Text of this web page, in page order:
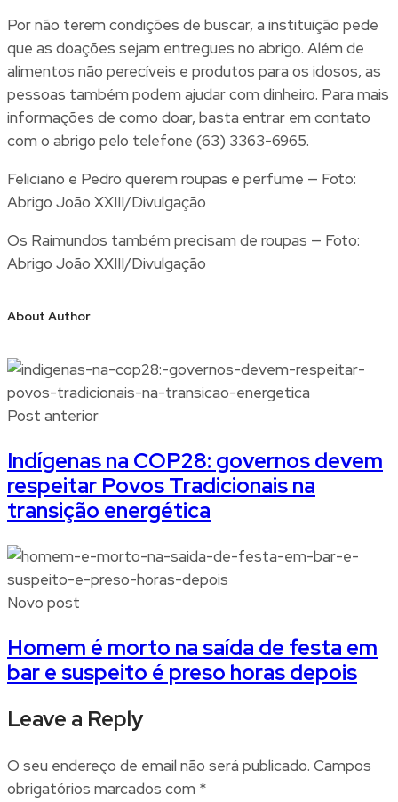
Por não terem condições de buscar, a instituição pede
que as doações sejam entregues no abrigo. Além de
alimentos não perecíveis e produtos para os idosos, as
pessoas também podem ajudar com dinheiro. Para mais
informações de como doar, basta entrar em contato
com o abrigo pelo telefone (63) 3363-6965.
Feliciano e Pedro querem roupas e perfume — Foto:
Abrigo João XXIII/Divulgação
Os Raimundos também precisam de roupas — Foto:
Abrigo João XXIII/Divulgação
About Author
Post anterior
Indígenas na COP28: governos devem
respeitar Povos Tradicionais na
transição energética
Novo post
Homem é morto na saída de festa em
bar e suspeito é preso horas depois
Leave a Reply
O seu endereço de email não será publicado. Campos
obrigatórios marcados com *